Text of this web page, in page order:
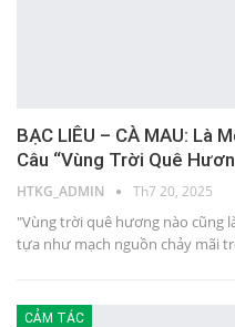
BẠC LIÊU – CÀ MAU: Là
Câu “Vùng Trời Quê
HTKG_ADMIN Th7 20, 2025
"Vùng trời quê hương nào cũng
tựa như mạch nguồn chảy mãi
CẢM TÁC